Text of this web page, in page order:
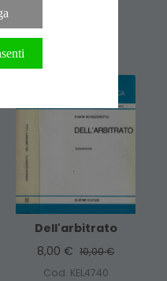
Dell'arbitrato
8,00 € 10,00 €
Cod. KEL4740